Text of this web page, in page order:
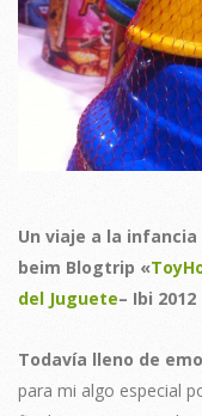
Un viaje a la
beim Blogtrip «
del Juguete– Ibi 2012
Todavía lleno de
para mi algo especial